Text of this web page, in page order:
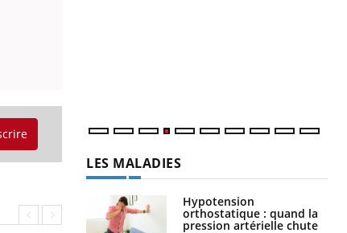
LES MALADIES
Hypotension
orthostatique : quand la
pression artérielle chute